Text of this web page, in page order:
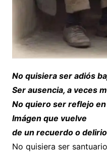
No quisiera ser adiós
Ser ausencia, a veces
No quiero ser reflejo
Imágen que vuelve
de un recuerdo o
No quisiera ser